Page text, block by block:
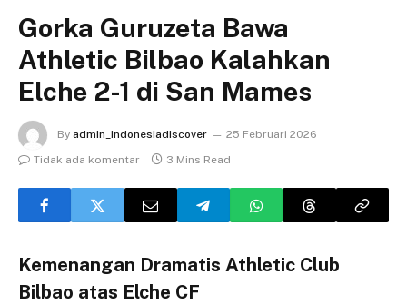
Gorka Guruzeta Bawa
Athletic Bilbao Kalahkan
Elche 2-1 di San Mames
By admin_indonesiadiscover
25 Februari 2026
Tidak ada komentar
3 Mins Read
Kemenangan Dramatis Athletic Club
Bilbao atas Elche CF